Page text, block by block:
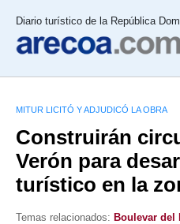
Diario turístico de la República
MITUR LICITÓ Y ADJUDICÓ LA OBRA
Construirán
Verón para
turístico en la
Temas relacionados: Boulevar del